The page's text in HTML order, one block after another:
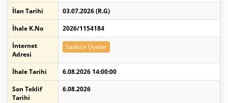
İlan Tarihi
03.07.2026 (R.G)
İhale K.No
2026/1154184
İnternet
Adresi
Sadece Üyeler
İhale Tarihi
6.08.2026 14:00:00
Son Teklif
Tarihi
6.08.2026